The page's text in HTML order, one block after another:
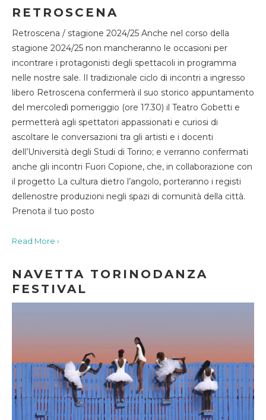
RETROSCENA
Retroscena / stagione 2024/25 Anche nel corso della
stagione 2024/25 non mancheranno le occasioni per
incontrare i protagonisti degli spettacoli in programma
nelle nostre sale. Il tradizionale ciclo di incontri a ingresso
libero Retroscena confermerà il suo storico appuntamento
del mercoledì pomeriggio (ore 17.30) il Teatro Gobetti e
permetterà agli spettatori appassionati e curiosi di
ascoltare le conversazioni tra gli artisti e i docenti
dell’Università degli Studi di Torino; e verranno confermati
anche gli incontri Fuori Copione, che, in collaborazione con
il progetto La cultura dietro l’angolo, porteranno i registi
dellenostre produzioni negli spazi di comunità della città.
Prenota il tuo posto
Read More ›
NAVETTA TORINODANZA
FESTIVAL